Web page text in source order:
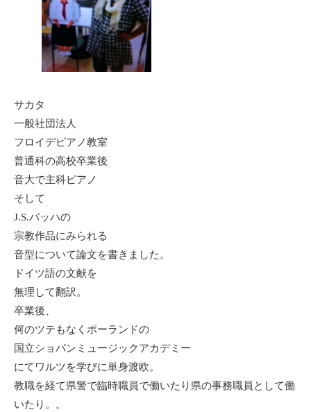
サカタ
一般社団法人
フロイデピアノ教室
普通科の高校卒業後
音大で主科ピアノ
そして
J.S.バッハの
宗教作品にみられる
音型について論文を書きました。
ドイツ語の文献を
無理して翻訳。
卒業後、
何のツテもなくポーランドの
国立ショパンミュージックアカデミー
にてワルツを学びに単身渡欧。
教職を経て県警で臨時職員で働いたり県の事務職員として働
いたり。。